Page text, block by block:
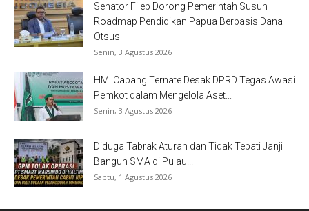
Senator Filep Dorong Pemerintah Susun
Roadmap Pendidikan Papua Berbasis Dana
Otsus
Senin, 3 Agustus 2026
HMI Cabang Ternate Desak DPRD Tegas Awasi
Pemkot dalam Mengelola Aset...
Senin, 3 Agustus 2026
Diduga Tabrak Aturan dan Tidak Tepati Janji
Bangun SMA di Pulau...
Sabtu, 1 Agustus 2026